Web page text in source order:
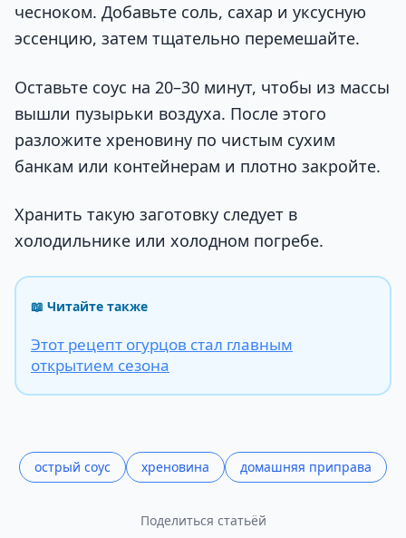
чесноком. Добавьте соль, сахар и уксусную
эссенцию, затем тщательно перемешайте.
Оставьте соус на 20–30 минут, чтобы из массы
вышли пузырьки воздуха. После этого
разложите хреновину по чистым сухим
банкам или контейнерам и плотно закройте.
Хранить такую заготовку следует в
холодильнике или холодном погребе.
📖 Читайте также
Этот рецепт огурцов стал главным
открытием сезона
острый соус хреновина домашняя приправа
Поделиться статьёй